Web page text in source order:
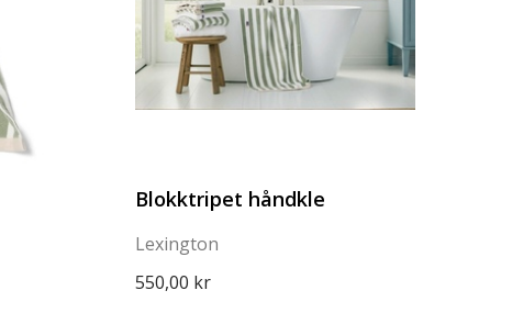
Blokktripet håndkle
Lexington
550,00 kr